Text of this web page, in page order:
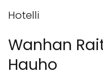
Hotelli
Wanhan
Hauho